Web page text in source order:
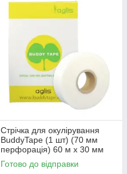
Стрічка для окулірування
BuddyTape (1 шт) (70 мм
перфорація) 60 м х 30 мм
(850 шт) BT60-70/30 Aglis
Японія
Готово до відправки